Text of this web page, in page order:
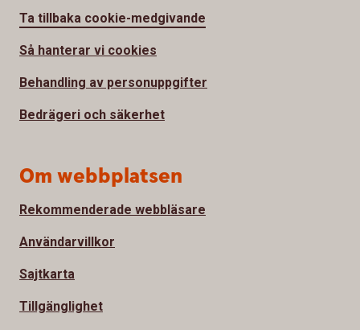
Ta tillbaka cookie-medgivande
Så hanterar vi cookies
Behandling av personuppgifter
Bedrägeri och säkerhet
Om webbplatsen
Rekommenderade webbläsare
Användarvillkor
Sajtkarta
Tillgänglighet